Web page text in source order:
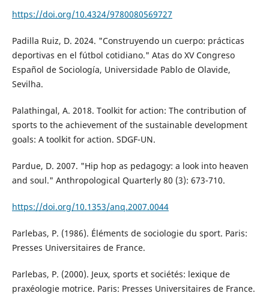
https://doi.org/10.4324/9780080569727
Padilla Ruiz, D. 2024. "Construyendo un cuerpo: prácticas
deportivas en el fútbol cotidiano." Atas do XV Congreso
Español de Sociología, Universidade Pablo de Olavide,
Sevilha.
Palathingal, A. 2018. Toolkit for action: The contribution of
sports to the achievement of the sustainable development
goals: A toolkit for action. SDGF-UN.
Pardue, D. 2007. "Hip hop as pedagogy: a look into heaven
and soul." Anthropological Quarterly 80 (3): 673-710.
https://doi.org/10.1353/anq.2007.0044
Parlebas, P. (1986). Éléments de sociologie du sport. Paris:
Presses Universitaires de France.
Parlebas, P. (2000). Jeux, sports et sociétés: lexique de
praxéologie motrice. Paris: Presses Universitaires de France.